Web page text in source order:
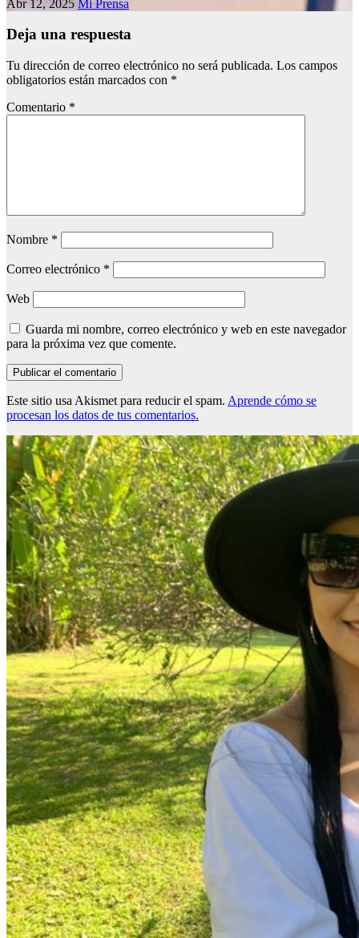
Abr 12, 2025 Mi Prensa
Deja una respuesta
Tu dirección de correo electrónico no será publicada. Los campos
obligatorios están marcados con *
Comentario *
Nombre *
Correo electrónico *
Web
Guarda mi nombre, correo electrónico y web en este navegador
para la próxima vez que comente.
Este sitio usa Akismet para reducir el spam. Aprende cómo se
procesan los datos de tus comentarios.